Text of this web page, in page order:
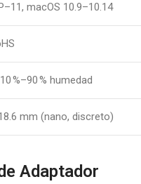
macOS 10.9–10.14
%–90 % humedad
mm (nano, discreto)
Adaptador